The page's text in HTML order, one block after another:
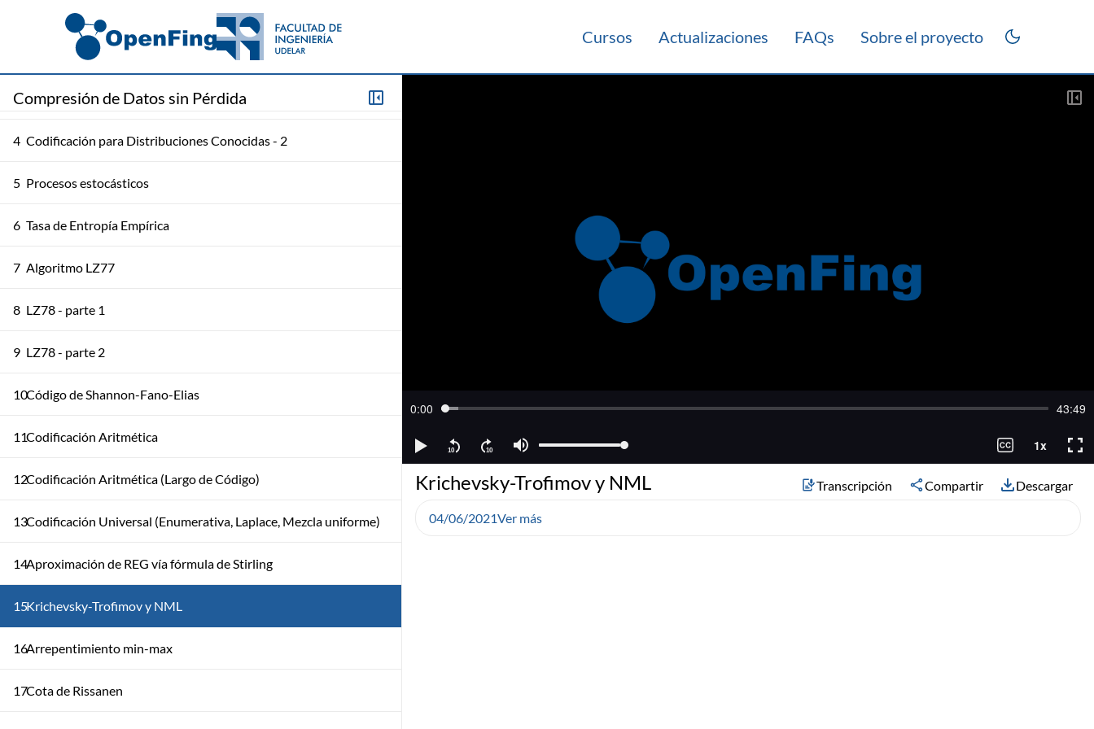
Cursos Actualizaciones FAQs Sobre el proyecto
Compresión de Datos sin Pérdida
Modelo de Información
Bases de Teoría de la Información
3 Codificación para Distribuciones Conocidas - 1
4 Codificación para Distribuciones Conocidas - 2
5 Procesos estocásticos
6 Tasa de Entropía Empírica
7 Algoritmo LZ77
8 LZ78 - parte 1
9 LZ78 - parte 2
10Código de Shannon-Fano-Elias
11Codificación Aritmética
12Codificación Aritmética (Largo de Código)
13Codificación Universal (Enumerativa, Laplace, Mezcla uniforme)
14Aproximación de REG vía fórmula de Stirling
15Krichevsky-Trofimov y NML
16Arrepentimiento min-max
17Cota de Rissanen
Krichevsky-Trofimov y NML Transcripción Compartir Descargar
04/06/2021Ver más